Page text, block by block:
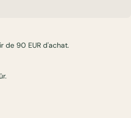
de 90 EUR d'achat.